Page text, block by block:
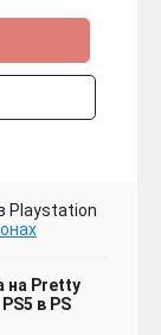
Playstation
на Pretty
в PS